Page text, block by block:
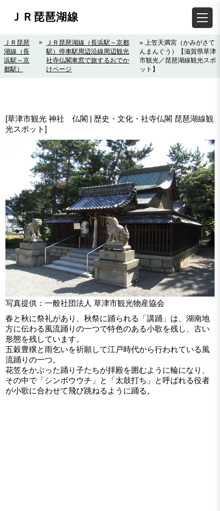
ＪＲ琵琶湖線
ＪＲ琵琶
湖線（長
浜駅～京
都駅）
»
ＪＲ琵琶湖線（長浜駅～京都
駅）停車駅周辺沿線周辺観光
社寺仏閣車窓で旅するおでか
けページ
» 上笠天満宮（かみがさて
んまんぐう）【滋賀県草津
市観光／琵琶湖線観光スポ
ット】
[草津市観光 神社 仏閣 | 歴史・文化・社寺仏閣 琵琶湖線観
光スポット]
写真提供：一般社団法人 草津市観光物産協会
春と秋に祭礼があり、秋祭に踊られる「講踊」は、湖南地
方に伝わる風流踊りの一つで特色のある小歌を残し、古い
形態を残しています。
五穀豊穣と雨乞いを祈願して江戸時代から行われている風
流踊りの一つ。
花笠をかぶった踊り子たちが拝殿を囲むように輪になり、
その中で「シンボウウチ」と「太鼓打ち」と呼ばれる役者
が小歌に合わせて飛び跳ねるように踊る。